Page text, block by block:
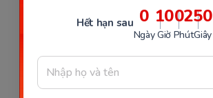
Hết hạn sau 0
Ngày
10
Giờ
02
Phút
49
Giây